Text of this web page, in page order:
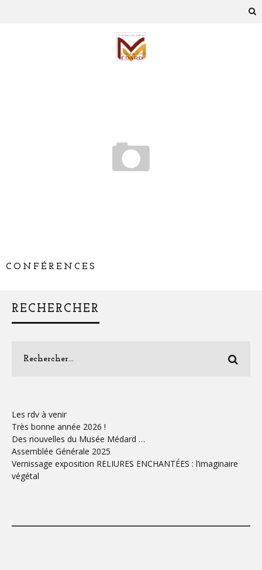
CONFÉRENCES
RECHERCHER
Les rdv à venir
Très bonne année 2026 !
Des nouvelles du Musée Médard …
Assemblée Générale 2025
Vernissage exposition RELIURES ENCHANTÉES : l’imaginaire
végétal